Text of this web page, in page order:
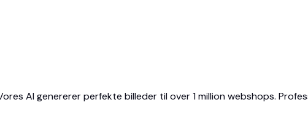
AI genererer perfekte billeder til over 1 million webshops.